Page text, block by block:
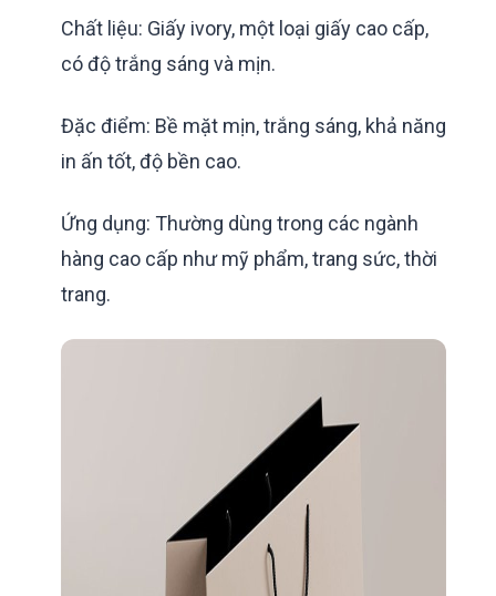
Chất liệu: Giấy ivory, một loại giấy cao cấp,
có độ trắng sáng và mịn.
Đặc điểm: Bề mặt mịn, trắng sáng, khả năng
in ấn tốt, độ bền cao.
Ứng dụng: Thường dùng trong các ngành
hàng cao cấp như mỹ phẩm, trang sức, thời
trang.